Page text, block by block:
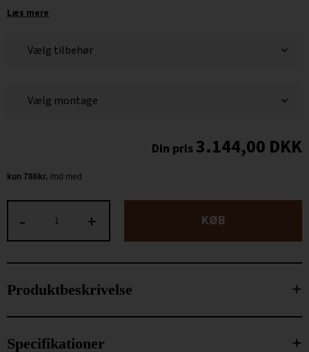
Læs mere
vælg tilbehør
vælg montage
3.144,00 DKK
+
- KØB
Produktbeskrivelse
Specifikationer